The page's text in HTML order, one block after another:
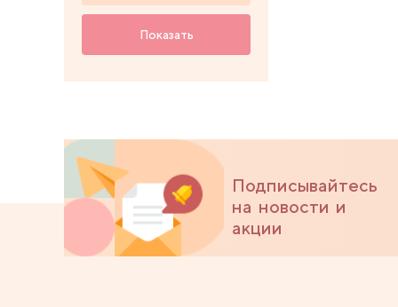
Показать
Подписывайтесь
на новости и
акции